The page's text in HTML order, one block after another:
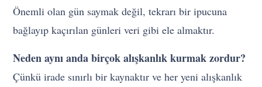
Önemli olan gün saymak değil, tekrarı bir ipucuna
bağlayıp kaçırılan günleri veri gibi ele almaktır.
Neden aynı anda birçok alışkanlık kurmak zordur?
Çünkü irade sınırlı bir kaynaktır ve her yeni alışkanlık